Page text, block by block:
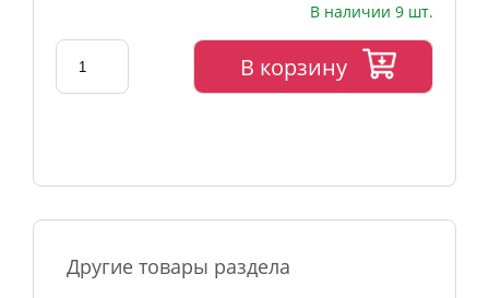
В наличии 9 шт.
В корзину
Другие товары раздела